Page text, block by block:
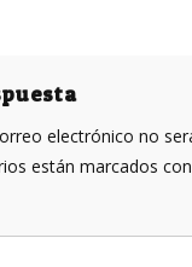
electrónico no
están marcados con